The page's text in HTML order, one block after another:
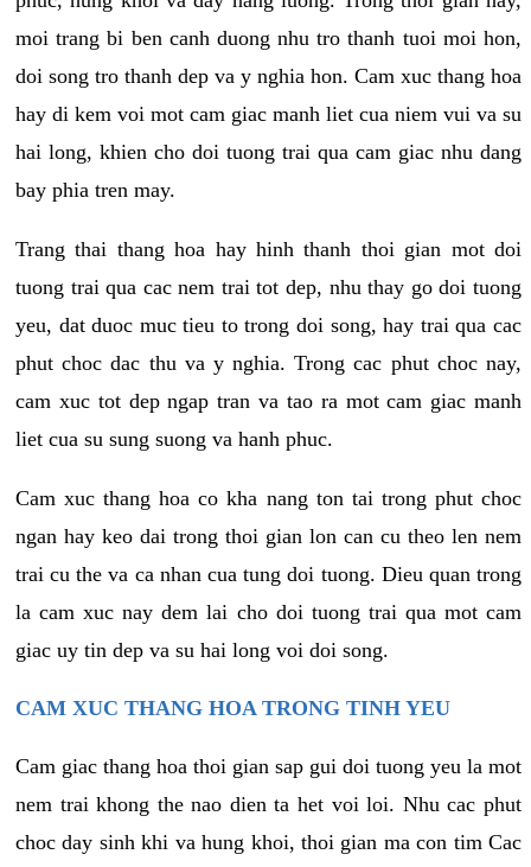
moi trang bi ben canh duong nhu tro thanh tuoi moi hon,
doi song tro thanh dep va y nghia hon. Cam xuc thang hoa
hay di kem voi mot cam giac manh liet cua niem vui va su
hai long, khien cho doi tuong trai qua cam giac nhu dang
bay phia tren may.
Trang thai thang hoa hay hinh thanh thoi gian mot doi
tuong trai qua cac nem trai tot dep, nhu thay go doi tuong
yeu, dat duoc muc tieu to trong doi song, hay trai qua cac
phut choc dac thu va y nghia. Trong cac phut choc nay,
cam xuc tot dep ngap tran va tao ra mot cam giac manh
liet cua su sung suong va hanh phuc.
Cam xuc thang hoa co kha nang ton tai trong phut choc
ngan hay keo dai trong thoi gian lon can cu theo len nem
trai cu the va ca nhan cua tung doi tuong. Dieu quan trong
la cam xuc nay dem lai cho doi tuong trai qua mot cam
giac uy tin dep va su hai long voi doi song.
CAM XUC THANG HOA TRONG TINH YEU
Cam giac thang hoa thoi gian sap gui doi tuong yeu la mot
nem trai khong the nao dien ta het voi loi. Nhu cac phut
choc day sinh khi va hung khoi, thoi gian ma con tim Cac